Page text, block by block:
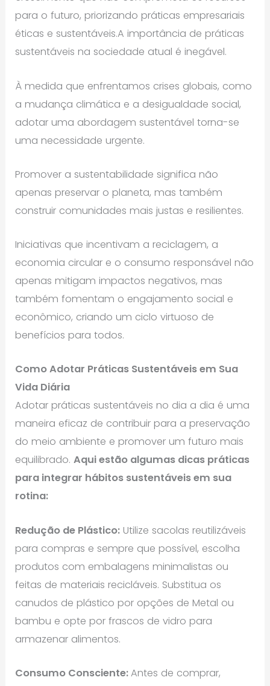
para o futuro, priorizando práticas empresariais
éticas e sustentáveis.A importância de práticas
sustentáveis na sociedade atual é inegável.
À medida que enfrentamos crises globais, como
a mudança climática e a desigualdade social,
adotar uma abordagem sustentável torna-se
uma necessidade urgente.
Promover a sustentabilidade significa não
apenas preservar o planeta, mas também
construir comunidades mais justas e resilientes.
Iniciativas que incentivam a reciclagem, a
economia circular e o consumo responsável não
apenas mitigam impactos negativos, mas
também fomentam o engajamento social e
econômico, criando um ciclo virtuoso de
benefícios para todos.
Como Adotar Práticas Sustentáveis em Sua
Vida Diária
Adotar práticas sustentáveis no dia a dia é uma
maneira eficaz de contribuir para a preservação
do meio ambiente e promover um futuro mais
equilibrado.Aqui estão algumas dicas práticas
para integrar hábitos sustentáveis em sua
rotina:
Redução de Plástico: Utilize sacolas reutilizáveis
para compras e sempre que possível, escolha
produtos com embalagens minimalistas ou
feitas de materiais recicláveis. Substitua os
canudos de plástico por opções de Metal ou
bambu e opte por frascos de vidro para
armazenar alimentos.
Consumo Consciente:Antes de comprar,